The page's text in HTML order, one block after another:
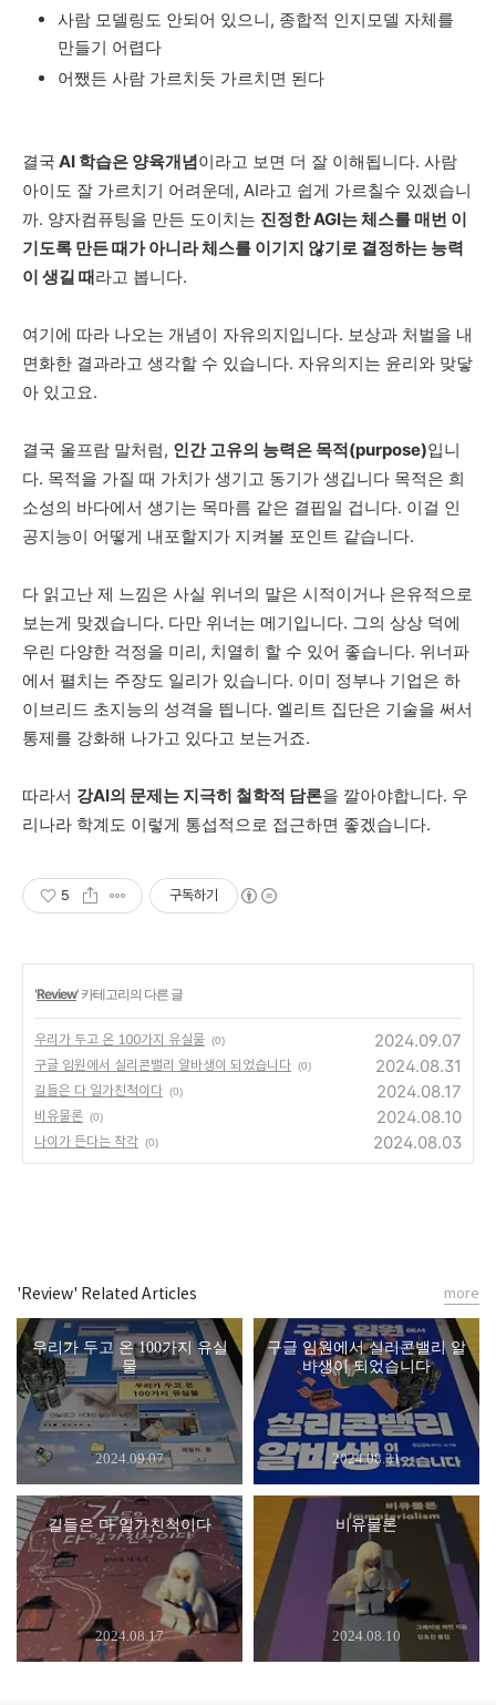
사람 모델링도 안되어 있으니, 종합적 인지모델 자체를
만들기 어렵다
어쨌든 사람 가르치듯 가르치면 된다
결국 AI 학습은 양육개념이라고 보면 더 잘 이해됩니다. 사람
아이도 잘 가르치기 어려운데, AI라고 쉽게 가르칠수 있겠습니
까. 양자컴퓨팅을 만든 도이치는 진정한AGI는체스를 매번 이
기도록 만든때가 아니라체스를 이기지 않기로 결정하는 능력
이 생길 때라고 봅니다.
여기에 따라 나오는 개념이 자유의지입니다. 보상과 처벌을 내
면화한 결과라고 생각할 수 있습니다. 자유의지는 윤리와 맞닿
아 있고요.
결국 울프람 말처럼, 인간 고유의 능력은 목적(purpose)입니
다. 목적을 가질 때 가치가 생기고 동기가 생깁니다 목적은 희
소성의 바다에서 생기는 목마름 같은 결핍일 겁니다. 이걸 인
공지능이 어떻게 내포할지가 지켜볼 포인트 같습니다.
다 읽고난 제 느낌은 사실 위너의 말은 시적이거나 은유적으로
보는게 맞겠습니다. 다만 위너는 메기입니다. 그의 상상 덕에
우린 다양한 걱정을 미리, 치열히 할 수 있어 좋습니다. 위너파
에서 펼치는 주장도 일리가 있습니다. 이미 정부나 기업은 하
이브리드 초지능의 성격을 띕니다. 엘리트 집단은 기술을 써서
통제를 강화해 나가고 있다고 보는거죠.
따라서 강AI의 문제는 지극히 철학적 담론을 깔아야합니다. 우
리나라 학계도 이렇게 통섭적으로 접근하면 좋겠습니다.
5 구독하기
'Review' 카테고리의 다른 글
우리가 두고 온 100가지 유실물 (0) 2024.09.07
구글 임원에서 실리콘밸리 알바생이 되었습니다 (0) 2024.08.31
길들은 다 일가친척이다 (0) 2024.08.17
비유물론 (0) 2024.08.10
나이가 든다는 착각 (0) 2024.08.03
'Review' Related Articles
우리가 두고 온 100가지 유실
물
2024.09.07
구글 임원에서 실리콘밸리 알
바생이 되었습니다
2024.08.31
길들은 다 일가친척이다
2024.08.17
비유물론
2024.08.10
more